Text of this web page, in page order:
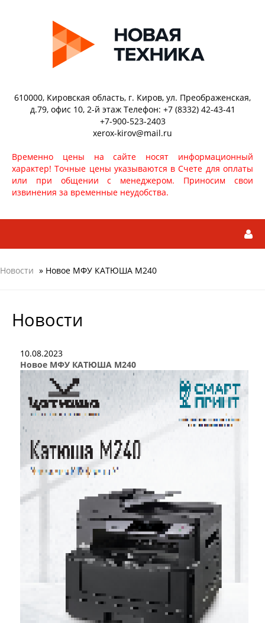
610000, Кировская область, г. Киров, ул. Преображенская,
д.79, офис 10, 2-й этаж Телефон: +7 (8332) 42-43-41
+7-900-523-2403
xerox-kirov@mail.ru
Временно цены на сайте носят информационный
характер! Точные цены указываются в Счете для оплаты
или при общении с менеджером. Приносим свои
извинения за временные неудобства.
Новости » Новое МФУ КАТЮША М240
Новости
10.08.2023
Новое МФУ КАТЮША М240